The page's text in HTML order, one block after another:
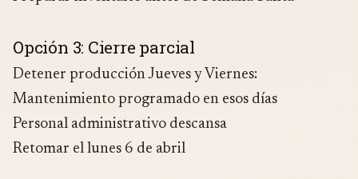
Opción 3: Cierre parcial
Detener producción Jueves y Viernes:
Mantenimiento programado en esos días
Personal administrativo descansa
Retomar el lunes 6 de abril